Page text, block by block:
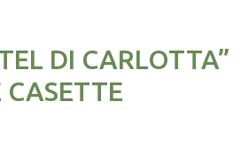
DI CARLOTTA”
CASETTE